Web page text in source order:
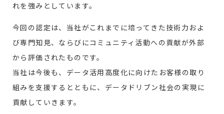
れを強みとしています。
今回の認定は、当社がこれまでに培ってきた技術力およ
び専門知見、ならびにコミュニティ活動への貢献が外部
から評価されたものです。
当社は今後も、データ活用高度化に向けたお客様の取り
組みを支援するとともに、データドリブン社会の実現に
貢献していきます。